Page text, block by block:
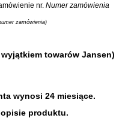
nr. Numer zamówienia
zamówienia)
towarów Jansen)
wynosi 24 miesiące.
produktu.